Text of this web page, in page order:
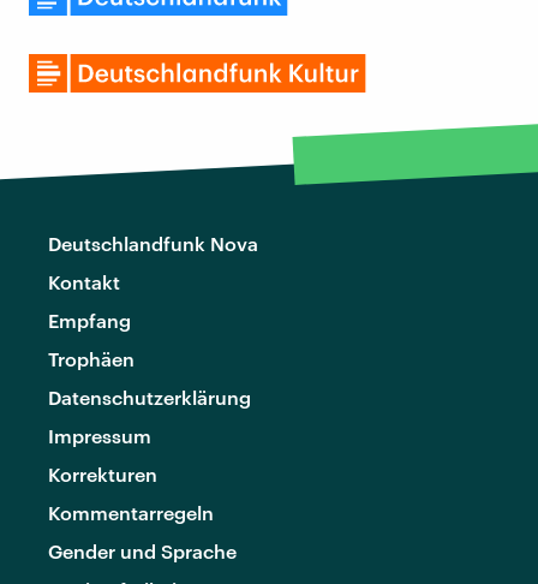
Deutschlandfunk Nova
Kontakt
Empfang
Trophäen
Datenschutzerklärung
Impressum
Korrekturen
Kommentarregeln
Gender und Sprache